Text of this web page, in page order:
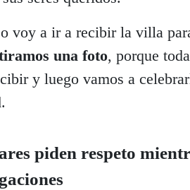
voy a ir a recibir la villa
una foto, porque
y luego vamos a
piden respeto